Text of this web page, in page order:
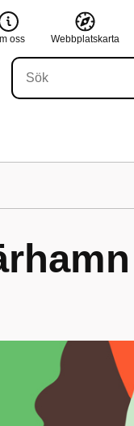
oss Webbplatskarta